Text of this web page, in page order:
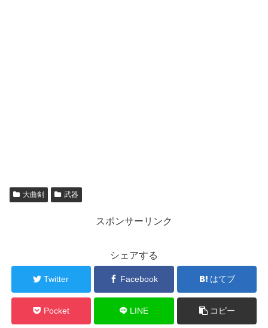
大曲剣 武器
スポンサーリンク
シェアする
Twitter Facebook はてブ
Pocket LINE コピー